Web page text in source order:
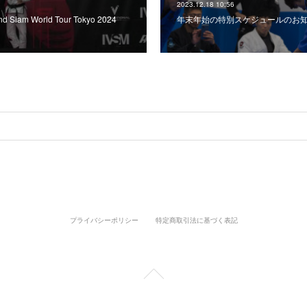
Slam World Tour Tokyo 2024
2023.12.18 10:56
年末年始の特別スケジュールのお
プライバシーポリシー 特定商取引法に基づく表記